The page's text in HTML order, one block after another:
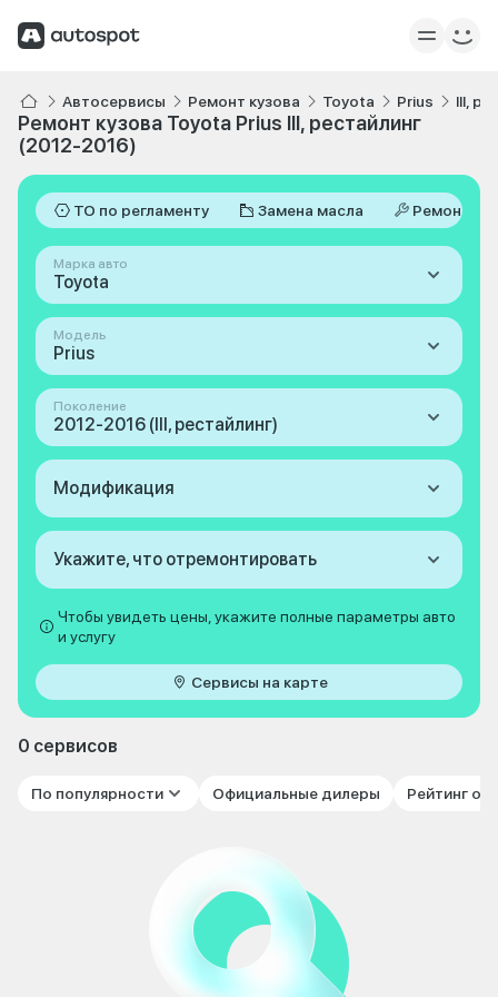
Автосервисы Ремонт кузова Toyota Prius III,
Ремонт кузова Toyota Prius III, рестайлинг
(2012-2016)
ТО по регламенту Замена масла Ремонт
Марка авто
Toyota
Модель
Prius
Поколение
2012-2016 (III, рестайлинг)
Модификация
Укажите, что отремонтировать
Чтобы увидеть цены, укажите полные параметры авто
и услугу
Сервисы на карте
0 сервисов
По популярности Официальные дилеры Рейтинг